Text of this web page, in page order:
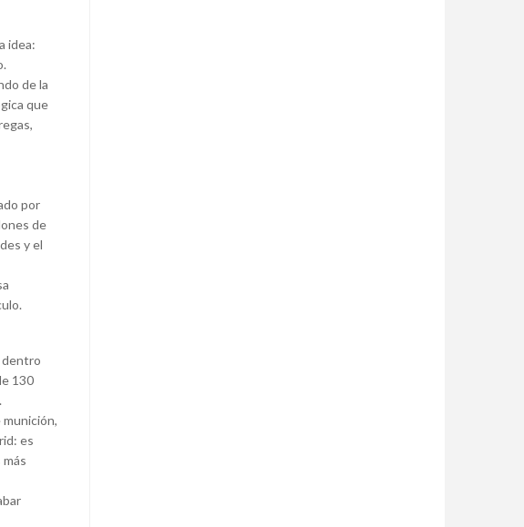
idea:
de la
que
por
de
y el
dentro
130
es